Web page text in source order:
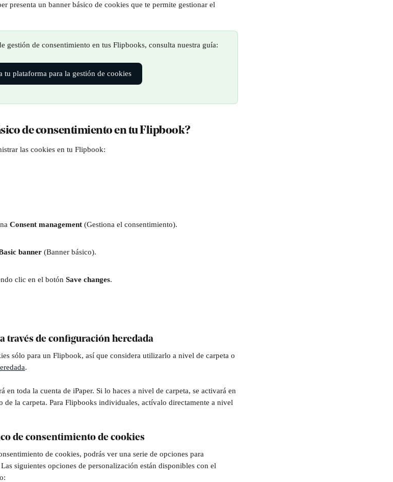
presenta un banner básico de cookies que te permite gestionar el
gestión de consentimiento en tus Flipbooks, consulta nuestra guía:
tu plataforma para la gestión de cookies
de consentimiento en tu Flipbook?
las cookies en tu Flipbook:
Consent management (Gestiona el consentimiento).
banner (Banner básico).
clic en el botón Save changes.
través de configuración heredada
sólo para un Flipbook, así que considera utilizarlo a nivel de carpeta o
.
en toda la cuenta de iPaper. Si lo haces a nivel de carpeta, se activará en
de la carpeta. Para Flipbooks individuales, actívalo directamente a nivel
de consentimiento de cookies
de cookies, podrás ver una serie de opciones para
siguientes opciones de personalización están disponibles con el